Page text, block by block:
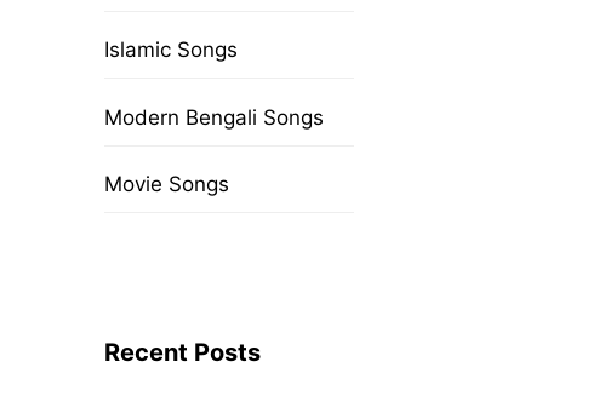
Islamic Songs
Modern Bengali Songs
Movie Songs
Recent Posts